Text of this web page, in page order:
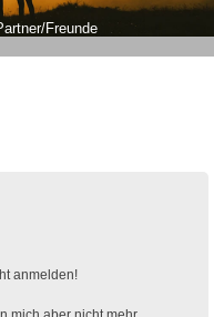
Freunde
anmelden!